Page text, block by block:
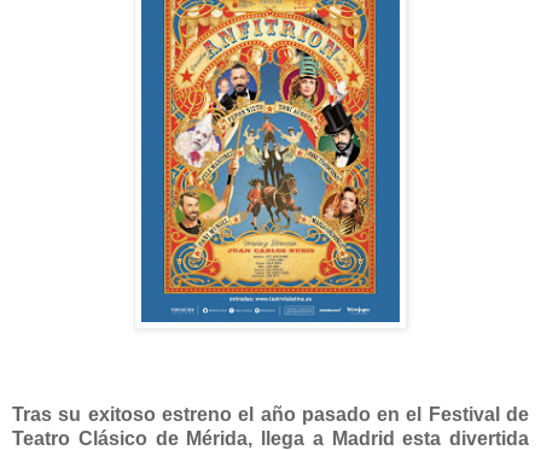
Tras su exitoso estreno el año pasado en el Festival de
Teatro Clásico de Mérida, llega a Madrid esta divertida